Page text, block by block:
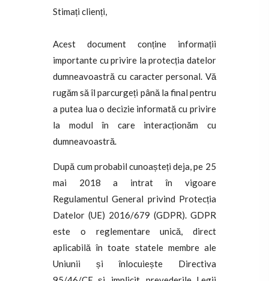
Stimați clienți,
Acest document conține informații
importante cu privire la protecția datelor
dumneavoastră cu caracter personal. Vă
rugăm să îl parcurgeți până la final pentru
a putea lua o decizie informată cu privire
la modul în care interacționăm cu
dumneavoastră.
După cum probabil cunoașteți deja, pe 25
mai 2018 a intrat în vigoare
Regulamentul General privind Protecția
Datelor (UE) 2016/679 (GDPR). GDPR
este o reglementare unică, direct
aplicabilă în toate statele membre ale
Uniunii și înlocuiește Directiva